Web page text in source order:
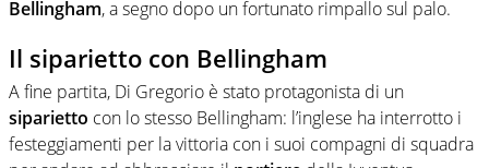
Bellingham, a segno dopo un fortunato rimpallo sul palo.
Il siparietto con Bellingham
A fine partita, Di Gregorio è stato protagonista di un
siparietto con lo stesso Bellingham: l’inglese ha interrotto i
festeggiamenti per la vittoria con i suoi compagni di squadra